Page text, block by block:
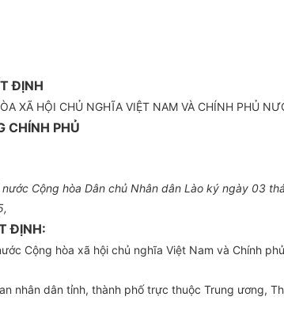
ĐỊNH
XÃ HỘI CHỦ NGHĨA VIỆT NAM VÀ CHÍNH PHỦ
CHÍNH PHỦ
Cộng hòa Dân chủ Nhân dân Lào ký ngày 03
ĐỊNH:
Cộng hòa xã hội chủ nghĩa Việt Nam và Chính
nhân dân tỉnh, thành phố trực thuộc Trung ương,